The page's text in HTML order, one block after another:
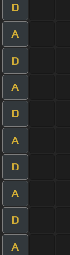
D
A
D
A
D
A
D
A
D
A